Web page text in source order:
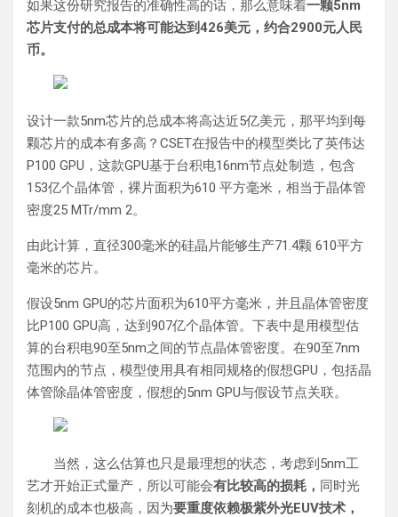
如果这份研究报告的准确性高的话，那么意味着一颗5nm
芯片支付的总成本将可能达到426美元，约合2900元人民
币。
设计一款5nm芯片的总成本将高达近5亿美元，那平均到每
颗芯片的成本有多高？CSET在报告中的模型类比了英伟达
P100 GPU，这款GPU基于台积电16nm节点处制造，包含
153亿个晶体管，裸片面积为610 平方毫米，相当于晶体管
密度25 MTr/mm 2。
由此计算，直径300毫米的硅晶片能够生产71.4颗 610平方
毫米的芯片。
假设5nm GPU的芯片面积为610平方毫米，并且晶体管密度
比P100 GPU高，达到907亿个晶体管。下表中是用模型估
算的台积电90至5nm之间的节点晶体管密度。在90至7nm
范围内的节点，模型使用具有相同规格的假想GPU，包括晶
体管除晶体管密度，假想的5nm GPU与假设节点关联。
当然，这么估算也只是最理想的状态，考虑到5nm工
艺才开始正式量产，所以可能会有比较高的损耗， 同时光
刻机的成本也极高，因为要重度依赖极紫外光EUV技术，